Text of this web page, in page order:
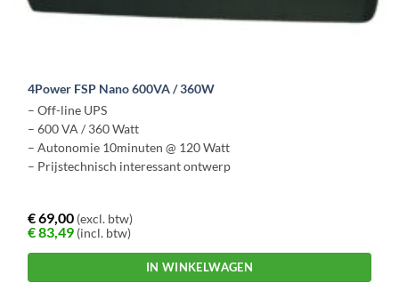
4Power FSP Nano 600VA / 360W
– Off-line UPS
– 600 VA / 360 Watt
– Autonomie 10minuten @ 120 Watt
– Prijstechnisch interessant ontwerp
€69,00 (excl. btw)
€83,49 (incl. btw)
IN WINKELWAGEN